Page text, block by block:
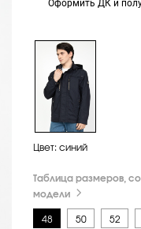
Оформить ДК и
Цвет: синий
Таблица размеров,
модели
48 50 52